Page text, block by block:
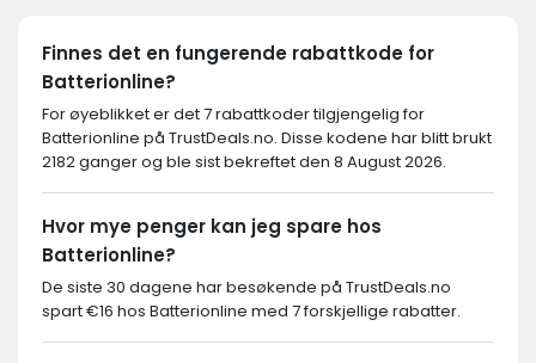
Finnes det en fungerende rabattkode for
Batterionline?
For øyeblikket er det 7 rabattkoder tilgjengelig for
Batterionline på TrustDeals.no. Disse kodene har blitt brukt
2182 ganger og ble sist bekreftet den 8 August 2026.
Hvor mye penger kan jeg spare hos
Batterionline?
De siste 30 dagene har besøkende på TrustDeals.no
spart €16 hos Batterionline med 7 forskjellige rabatter.